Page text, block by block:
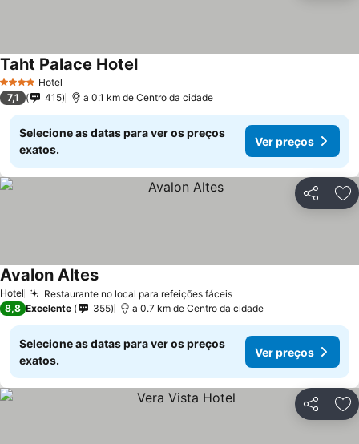
4 EstrelasHotel
Taht Palace Hotel
7,1 415 a 0.1 km de Centro da cidade
Selecione as datas para ver os preços
exatos.
Ver preços
Partilhar
Hotel Restaurante no local para refeições fáceis
Avalon Altes
8,8 Excelente 355 a 0.7 km de Centro da cidade
Selecione as datas para ver os preços
exatos.
Ver preços
Partilhar